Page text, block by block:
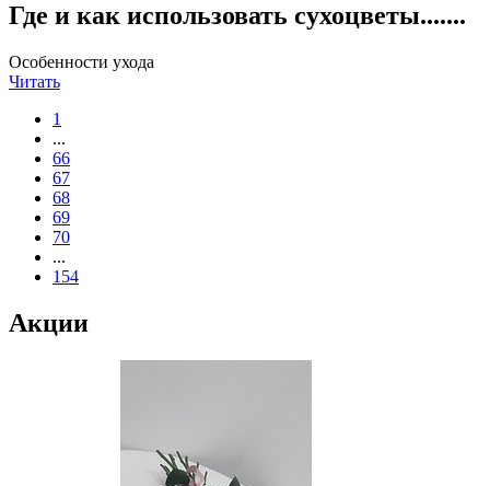
Где и как использовать сухоцветы.......
Особенности ухода
Читать
1
...
66
67
68
69
70
...
154
Акции